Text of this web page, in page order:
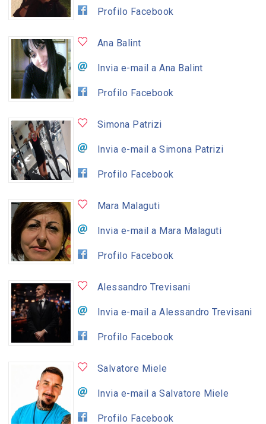
Profilo Facebook
Ana Balint
Invia e-mail a Ana Balint
Profilo Facebook
Simona Patrizi
Invia e-mail a Simona Patrizi
Profilo Facebook
Mara Malaguti
Invia e-mail a Mara Malaguti
Profilo Facebook
Alessandro Trevisani
Invia e-mail a Alessandro Trevisani
Profilo Facebook
Salvatore Miele
Invia e-mail a Salvatore Miele
Profilo Facebook